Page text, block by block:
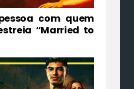
com quem
“Married to